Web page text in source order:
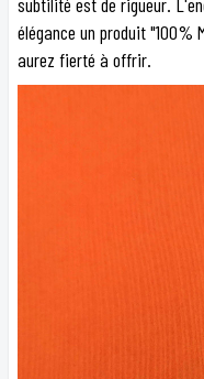
élégance un produit "100%
aurez fierté à offrir.